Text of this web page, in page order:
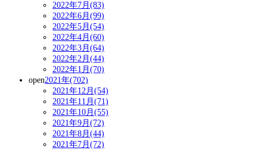
2022年7月(83)
2022年6月(99)
2022年5月(54)
2022年4月(60)
2022年3月(64)
2022年2月(44)
2022年1月(70)
open2021年(702)
2021年12月(54)
2021年11月(71)
2021年10月(55)
2021年9月(72)
2021年8月(44)
2021年7月(72)